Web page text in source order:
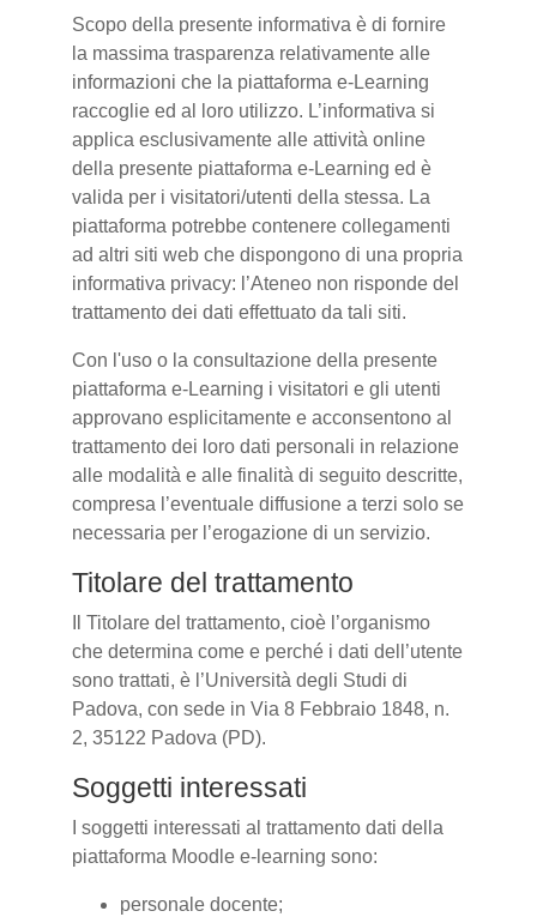
Scopo della presente informativa è di fornire
la massima trasparenza relativamente alle
informazioni che la piattaforma e-Learning
raccoglie ed al loro utilizzo. L’informativa si
applica esclusivamente alle attività online
della presente piattaforma e-Learning ed è
valida per i visitatori/utenti della stessa. La
piattaforma potrebbe contenere collegamenti
ad altri siti web che dispongono di una propria
informativa privacy: l’Ateneo non risponde del
trattamento dei dati effettuato da tali siti.
Con l'uso o la consultazione della presente
piattaforma e-Learning i visitatori e gli utenti
approvano esplicitamente e acconsentono al
trattamento dei loro dati personali in relazione
alle modalità e alle finalità di seguito descritte,
compresa l’eventuale diffusione a terzi solo se
necessaria per l’erogazione di un servizio.
Titolare del trattamento
Il Titolare del trattamento, cioè l’organismo
che determina come e perché i dati dell’utente
sono trattati, è l’Università degli Studi di
Padova, con sede in Via 8 Febbraio 1848, n.
2, 35122 Padova (PD).
Soggetti interessati
I soggetti interessati al trattamento dati della
piattaforma Moodle e-learning sono:
personale docente;